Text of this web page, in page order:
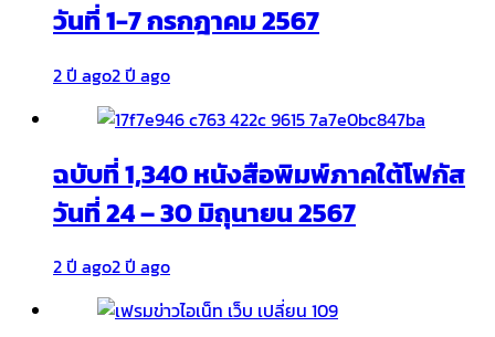
วันที่ 1-7 กรกฎาคม 2567
2 ปี ago2 ปี ago
ฉบับที่ 1,340 หนังสือพิมพ์ภาคใต้โฟกัส
วันที่ 24 – 30 มิถุนายน 2567
2 ปี ago2 ปี ago